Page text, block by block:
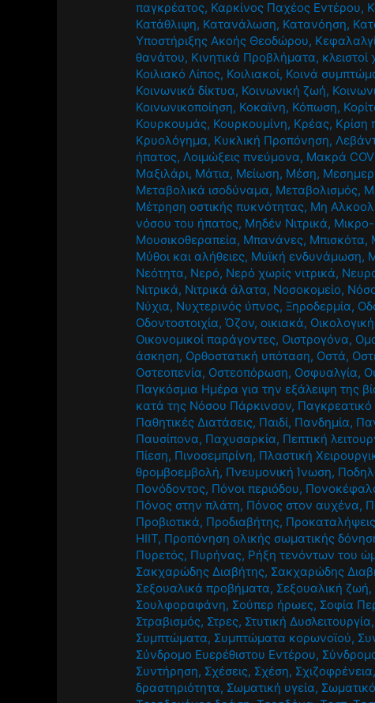
παγκρέατος, Καρκίνος Παχέος Εντέρου,
Κατάθλιψη, Κατανάλωση, Κατανόηση,
Υποστήριξης Ακοής Θεοδώρου,
θανάτου, Κινητικά Προβλήματα, κλειστοί
Κοιλιακό Λίπος, Κοιλιακοί, Κοινά
Κοινωνικά δίκτυα, Κοινωνική ζωή,
Κοινωνικοποίηση, Κοκαϊνη, Κόπωση,
Κουρκουμάς, Κουρκουμίνη, Κρέας, Κρίση
Κρυολόγημα, Κυκλική Προπόνηση,
ήπατος, Λοιμώξεις πνεύμονα, Μακρά
Μαξιλάρι, Μάτια, Μείωση, Μέση,
Μεταβολικά ισοδύναμα, Μεταβολισμός,
Μέτρηση οστικής πυκνότητας, Μη
νόσου του ήπατος, Μηδέν Νιτρικά,
Μουσικοθεραπεία, Μπανάνες, Μπισκότα,
Μύθοι και αλήθειες, Μυϊκή ενδυνάμωση,
Νεότητα, Νερό, Νερό χωρίς νιτρικά,
Νιτρικά, Νιτρικά άλατα, Νοσοκομείο,
Νύχια, Νυχτερινός ύπνος,Ξηροδερμία,
Οδοντοστοιχία,Όζον,οικιακά,
Οικονομικοί παράγοντες, Οιστρογόνα,
άσκηση, Ορθοστατική υπόταση, Οστά,
Οστεοπενία, Οστεοπόρωση, Οσφυαλγία,
Παγκόσμια Ημέρα για την εξάλειψη της
κατά της Νόσου Πάρκινσον,
Παθητικές Διατάσεις, Παιδί, Πανδημία,
Παυσίπονα, Παχυσαρκία, Πεπτική
Πίεση, Πινοσεμπρίνη, Πλαστική
θρομβοεμβολή, Πνευμονική Ίνωση,
Πονόδοντος, Πόνοι περιόδου,
Πόνος στην πλάτη, Πόνος στον αυχένα,
Προβιοτικά, Προδιαβήτης, Προκαταλήψεις
HIIT, Προπόνηση ολικής σωματικής
Πυρετός, Πυρήνας, Ρήξη τενόντων του
Σακχαρώδης Διαβήτης, Σακχαρώδης
Σεξουαλικά προβήματα, Σεξουαλική ζωή,
Σουλφοραφάνη, Σούπερ ήρωες, Σοφία
Στραβισμός, Στρες, Στυτική Δυσλειτουργία,
Συμπτώματα, Συμπτώματα κορωνοϊού,
Σύνδρομο Ευερέθιστου Εντέρου,
Συντήρηση, Σχέσεις, Σχέση, Σχιζοφρένεια,
δραστηριότητα, Σωματική υγεία,